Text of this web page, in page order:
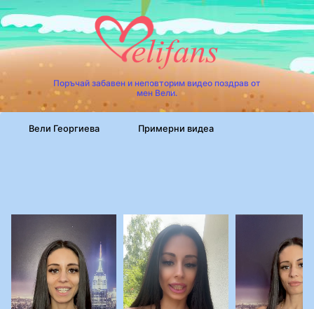
Поръчай забавен и неповторим видео поздрав от
мен Вели.
Вели Георгиева Примерни видеа